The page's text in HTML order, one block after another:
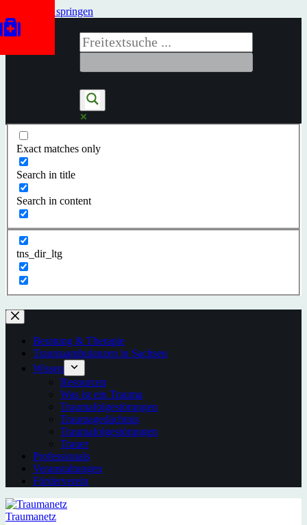
Zum Inhalt springen
Exact matches only
Search in title
Search in content
tns_dir_ltg
Beratung & Therapie
Traumaambulanzen in Sachsen
Wissen
Resourcen
Was ist ein Trauma
Traumafolgestörungen
Traumagedächtnis
Traumafolgestörungen
Trauer
Professionals
Veranstaltungen
Förderverein
Traumanetz